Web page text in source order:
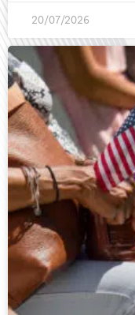
20/07/2026